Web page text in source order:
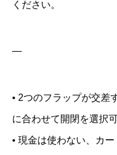
ください。
—
• 2つのフラップが交差
に合わせて開閉を選択可
• 現金は使わない、カ